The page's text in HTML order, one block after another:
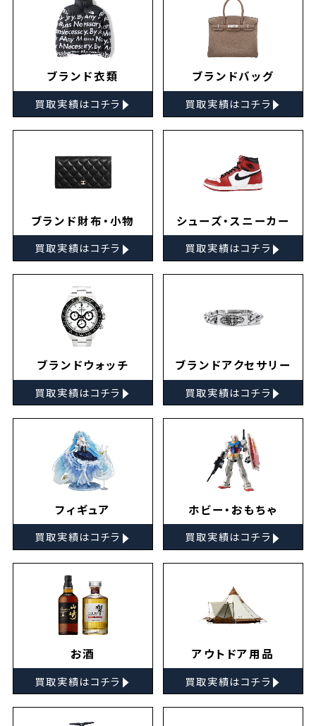
ブランド衣類
買取実績はコチラ ▸
ブランドバッグ
買取実績はコチラ ▸
ブランド財布・小物
買取実績はコチラ ▸
シューズ・スニーカー
買取実績はコチラ ▸
ブランドウォッチ
買取実績はコチラ ▸
ブランドアクセサリー
買取実績はコチラ ▸
フィギュア
買取実績はコチラ ▸
ホビー・おもちゃ
買取実績はコチラ ▸
お酒
買取実績はコチラ ▸
アウトドア用品
買取実績はコチラ ▸